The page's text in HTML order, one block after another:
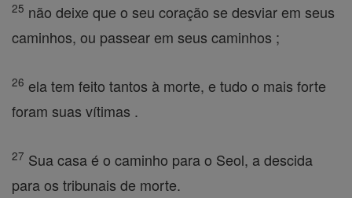
25 não deixe que o seu coração se desviar em seus
caminhos, ou passear em seus caminhos ;
26 ela tem feito tantos à morte, e tudo o mais forte
foram suas vítimas .
27 Sua casa é o caminho para o Seol, a descida
para os tribunais de morte.